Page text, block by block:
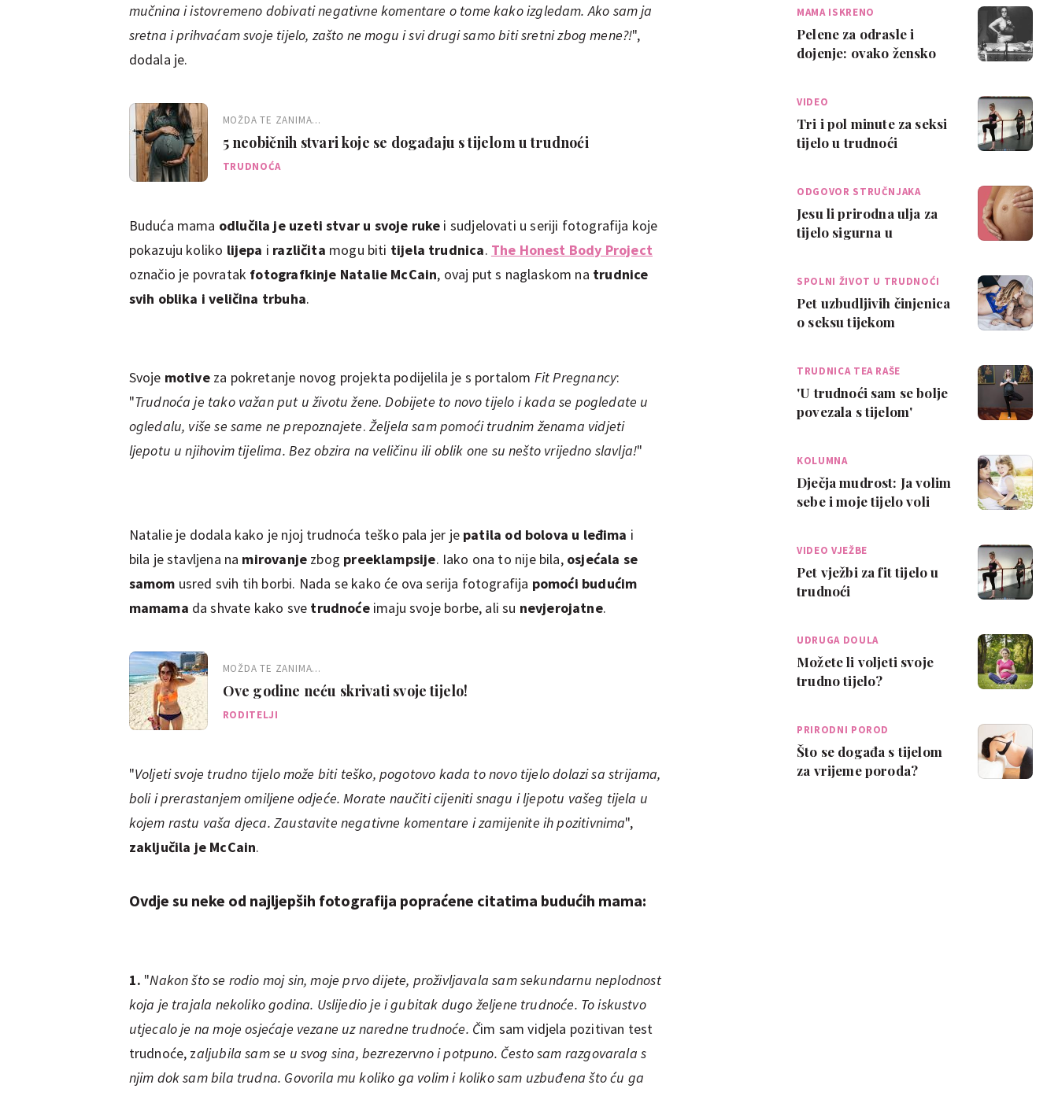
mučnina i istovremeno dobivati negativne komentare o tome kako izgledam. Ako sam ja
sretna i prihvaćam svoje tijelo, zašto ne mogu i svi drugi samo biti sretni zbog mene?!",
dodala je.
MOŽDA TE ZANIMA...
5 neobičnih stvari koje se događaju s tijelom u trudnoći
TRUDNOĆA
Buduća mama odlučila je uzeti stvar u svoje ruke i sudjelovati u seriji fotografija koje
pokazuju koliko lijepa i različita mogu biti tijela trudnica. The Honest Body Project
označio je povratak fotografkinje Natalie McCain, ovaj put s naglaskom na trudnice
svih oblika i veličina trbuha.
Svoje motiveza pokretanje novog projekta podijelila je s portalom Fit Pregnancy:
"Trudnoća je tako važan put u životu žene. Dobijete to novo tijelo i kada se pogledate u
ogledalu, više se same ne prepoznajete. Željela sam pomoći trudnim ženama vidjeti
ljepotu u njihovim tijelima. Bez obzira na veličinu ili oblik one su nešto vrijedno slavlja!"
Natalie je dodala kako je njoj trudnoća teško pala jer je patila od bolova u leđima i
bila je stavljena na mirovanje zbog preeklampsije. Iako ona to nije bila, osjećala se
samom usred svih tih borbi. Nada se kako će ova serija fotografija pomoći budućim
mamama da shvate kako sve trudnoćeimaju svoje borbe, ali su nevjerojatne.
MOŽDA TE ZANIMA...
Ove godine neću skrivati svoje tijelo!
RODITELJI
"Voljeti svoje trudno tijelo može biti teško, pogotovo kada to novo tijelo dolazi sa strijama,
boli i prerastanjem omiljene odjeće. Morate naučiti cijeniti snagu i ljepotu vašeg tijela u
kojem rastu vaša djeca. Zaustavite negativne komentare i zamijenite ih pozitivnima",
zaključila je McCain.
Ovdje su neke od najljepših fotografija popraćene citatima budućih mama:
1. "Nakon što se rodio moj sin, moje prvo dijete, proživljavala sam sekundarnu neplodnost
koja je trajala nekoliko godina. Uslijedio je i gubitak dugo željene trudnoće. To iskustvo
utjecalo je na moje osjećaje vezane uz naredne trudnoće. Čim sam vidjela pozitivan test
trudnoće, zaljubila sam se u svog sina, bezrezervno i potpuno. Često sam razgovarala s
njim dok sam bila trudna. Govorila mu koliko ga volim i koliko sam uzbuđena što ću ga
MAMA ISKRENO
Pelene za odrasle i
dojenje: ovako žensko
VIDEO
Tri i pol minute za seksi
tijelo u trudnoći
ODGOVOR STRUČNJAKA
Jesu li prirodna ulja za
tijelo sigurna u
SPOLNI ŽIVOT U TRUDNOĆI
Pet uzbudljivih činjenica
o seksu tijekom
TRUDNICA TEA RAŠE
'U trudnoći sam se bolje
povezala s tijelom'
KOLUMNA
Dječja mudrost: Ja volim
sebe i moje tijelo voli
VIDEO VJEŽBE
Pet vježbi za fit tijelo u
trudnoći
UDRUGA DOULA
Možete li voljeti svoje
trudno tijelo?
PRIRODNI POROD
Što se događa s tijelom
za vrijeme poroda?